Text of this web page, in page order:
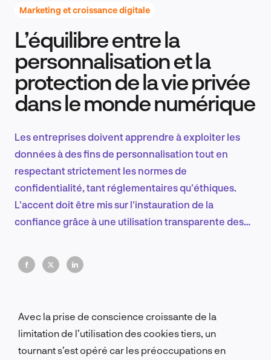
Recherche et conception produit
Tendances sectorielles
EN
FR
Marketing et croissance digitale
L’équilibre entre la
personnalisation et la
protection de la vie privée
dans le monde numérique
Les entreprises doivent apprendre à exploiter les
données à des fins de personnalisation tout en
respectant strictement les normes de
confidentialité, tant réglementaires qu'éthiques.
L'accent doit être mis sur l'instauration de la
confiance grâce à une utilisation transparente des
clients et le respect de la vie privée.
Avec la prise de conscience croissante de la
limitation de l’utilisation des cookies tiers, un
tournant s’est opéré car les préoccupations en